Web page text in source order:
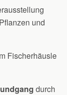
und
Fischerhäusle
durch